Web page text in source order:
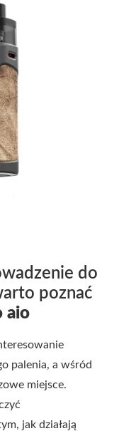
do
poznać
aio
palenia, a wśród
miejsce.
jak działają